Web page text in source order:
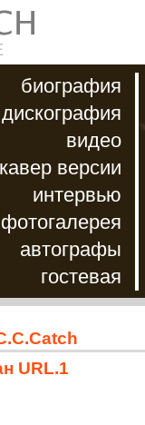
биография
дискография
видео
кавер версии
интервью
фотогалерея
автографы
гостевая
URL.1